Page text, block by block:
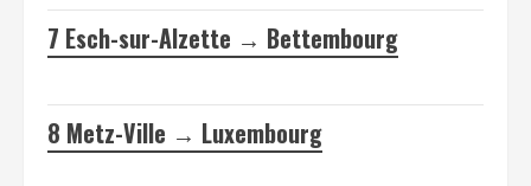
7 Esch-sur-Alzette → Bettembourg
8 Metz-Ville → Luxembourg